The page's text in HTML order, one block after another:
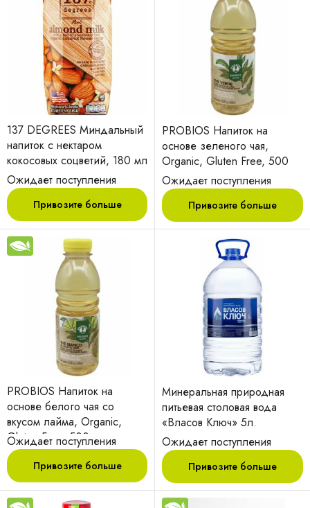
137 DEGREES Миндальный
напиток с нектаром
кокосовых соцветий, 180 мл
Ожидает поступления
Привозите больше
PROBIOS Напиток на
основе зеленого чая,
Organic, Gluten Free, 500
мл.
Ожидает поступления
Привозите больше
PROBIOS Напиток на
основе белого чая со
вкусом лайма, Organic,
Gluten Free, 500 мл.
Ожидает поступления
Привозите больше
Минеральная природная
питьевая столовая вода
«Власов Ключ» 5л.
Ожидает поступления
Привозите больше